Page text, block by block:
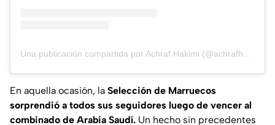
En aquella ocasión, la Selección de Marruecos
sorprendió a todos sus seguidores luego de vencer al
combinado de Arabia Saudí. Un hecho sin precedentes